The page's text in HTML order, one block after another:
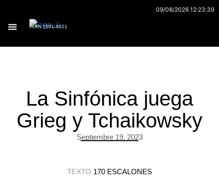
contenido
09/08/2026 12:23:39
ISSN 2591-3921
La Sinfónica juega
Grieg y Tchaikowsky
Septiembre 19, 2023
TEXTO 170 ESCALONES